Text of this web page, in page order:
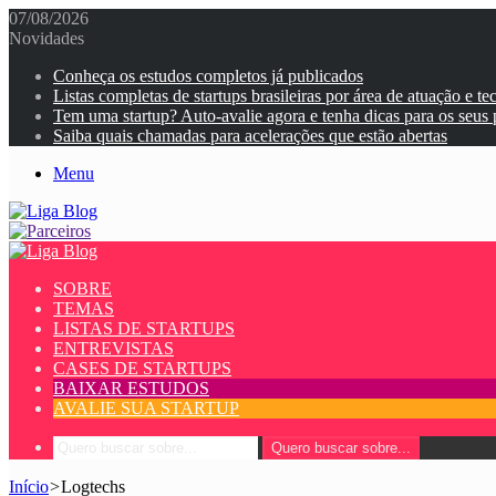
07/08/2026
Novidades
Conheça os estudos completos já publicados
Listas completas de startups brasileiras por área de atuação e
Tem uma startup? Auto-avalie agora e tenha dicas para os seus
Saiba quais chamadas para acelerações que estão abertas
Menu
SOBRE
TEMAS
LISTAS DE STARTUPS
ENTREVISTAS
CASES DE STARTUPS
BAIXAR ESTUDOS
AVALIE SUA STARTUP
Quero buscar sobre...
Início>Logtechs